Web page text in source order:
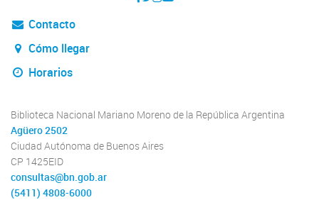
Contacto
Cómo llegar
Horarios
Biblioteca Nacional Mariano Moreno de la República Argentina
Agüero 2502
Ciudad Autónoma de Buenos Aires
CP 1425EID
consultas@bn.gob.ar
(5411) 4808-6000